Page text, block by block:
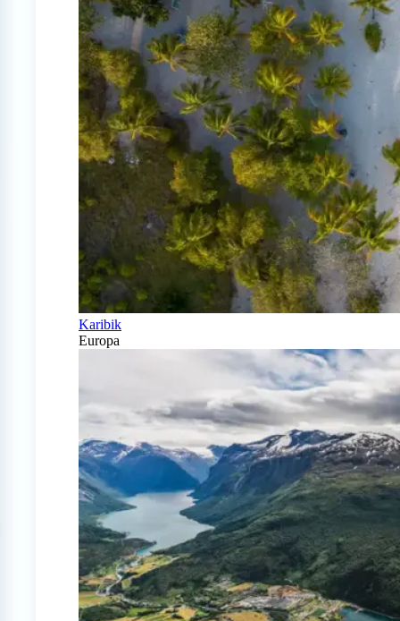
Karibik
Europa